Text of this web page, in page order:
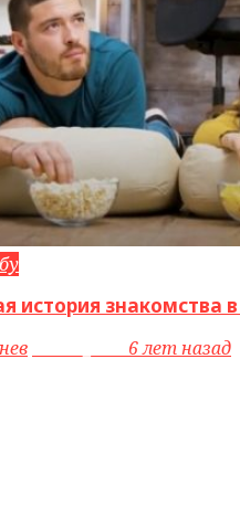
история знакомства
6 лет назад